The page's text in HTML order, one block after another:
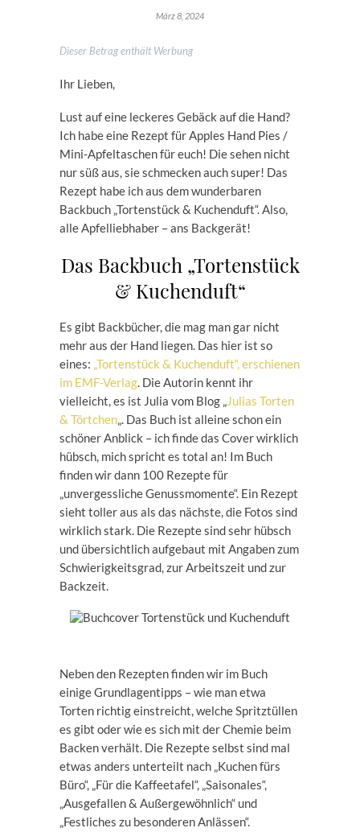
März 8, 2024
Dieser Betrag enthält Werbung
Ihr Lieben,
Lust auf eine leckeres Gebäck auf die Hand?
Ich habe eine Rezept für Apples Hand Pies /
Mini-Apfeltaschen für euch! Die sehen nicht
nur süß aus, sie schmecken auch super! Das
Rezept habe ich aus dem wunderbaren
Backbuch „Tortenstück & Kuchenduft“. Also,
alle Apfelliebhaber – ans Backgerät!
Das Backbuch „Tortenstück
& Kuchenduft“
Es gibt Backbücher, die mag man gar nicht
mehr aus der Hand liegen. Das hier ist so
eines: „Tortenstück & Kuchenduft“, erschienen
im EMF-Verlag. Die Autorin kennt ihr
vielleicht, es ist Julia vom Blog „Julias Torten
& Törtchen„. Das Buch ist alleine schon ein
schöner Anblick – ich finde das Cover wirklich
hübsch, mich spricht es total an! Im Buch
finden wir dann 100 Rezepte für
„unvergessliche Genussmomente“. Ein Rezept
sieht toller aus als das nächste, die Fotos sind
wirklich stark. Die Rezepte sind sehr hübsch
und übersichtlich aufgebaut mit Angaben zum
Schwierigkeitsgrad, zur Arbeitszeit und zur
Backzeit.
Neben den Rezepten finden wir im Buch
einige Grundlagentipps – wie man etwa
Torten richtig einstreicht, welche Spritztüllen
es gibt oder wie es sich mit der Chemie beim
Backen verhält. Die Rezepte selbst sind mal
etwas anders unterteilt nach „Kuchen fürs
Büro“, „Für die Kaffeetafel“, „Saisonales“,
„Ausgefallen & Außergewöhnlich“ und
„Festliches zu besonderen Anlässen“.